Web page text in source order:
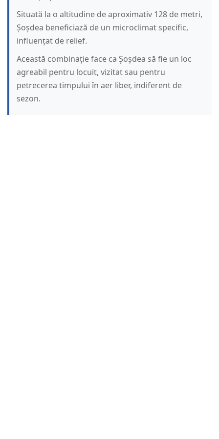
Situată la o altitudine de aproximativ 128 de metri,
Șoșdea beneficiază de un microclimat specific,
influențat de relief.
Această combinație face ca Șoșdea să fie un loc
agreabil pentru locuit, vizitat sau pentru
petrecerea timpului în aer liber, indiferent de
sezon.